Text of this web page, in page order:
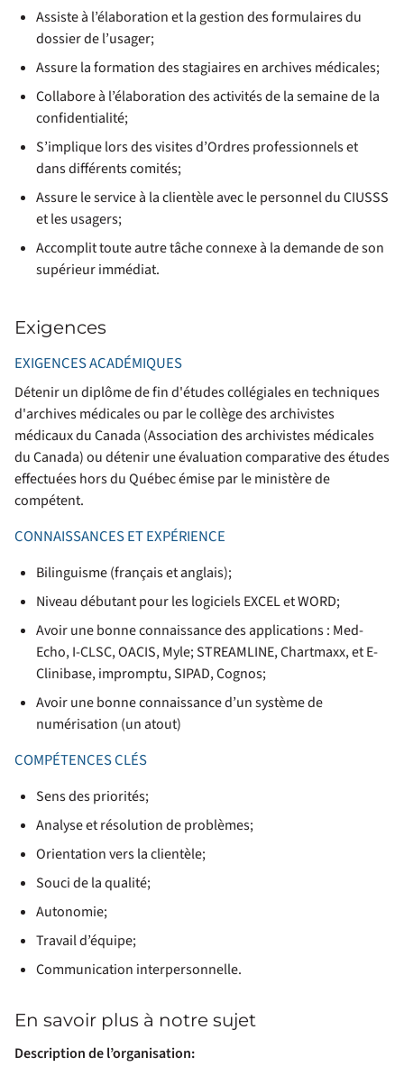
Assiste à l’élaboration et la gestion des formulaires du
dossier de l’usager;
Assure la formation des stagiaires en archives médicales;
Collabore à l’élaboration des activités de la semaine de la
confidentialité;
S’implique lors des visites d’Ordres professionnels et
dans différents comités;
Assure le service à la clientèle avec le personnel du CIUSSS
et les usagers;
Accomplit toute autre tâche connexe à la demande de son
supérieur immédiat.
Exigences
EXIGENCES ACADÉMIQUES
Détenir un diplôme de fin d'études collégiales en techniques
d'archives médicales ou par le collège des archivistes
médicaux du Canada (Association des archivistes médicales
du Canada) ou détenir une évaluation comparative des études
effectuées hors du Québec émise par le ministère de
compétent.
CONNAISSANCES ET EXPÉRIENCE
Bilinguisme (français et anglais);
Niveau débutant pour les logiciels EXCEL et WORD;
Avoir une bonne connaissance des applications : Med-
Echo, I-CLSC, OACIS, Myle; STREAMLINE, Chartmaxx, et E-
Clinibase, impromptu, SIPAD, Cognos;
Avoir une bonne connaissance d’un système de
numérisation (un atout)
COMPÉTENCES CLÉS
Sens des priorités;
Analyse et résolution de problèmes;
Orientation vers la clientèle;
Souci de la qualité;
Autonomie;
Travail d’équipe;
Communication interpersonnelle.
En savoir plus à notre sujet
Description de l’organisation: